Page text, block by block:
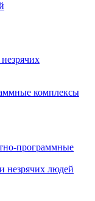
комплексы
программные
незрячих людей